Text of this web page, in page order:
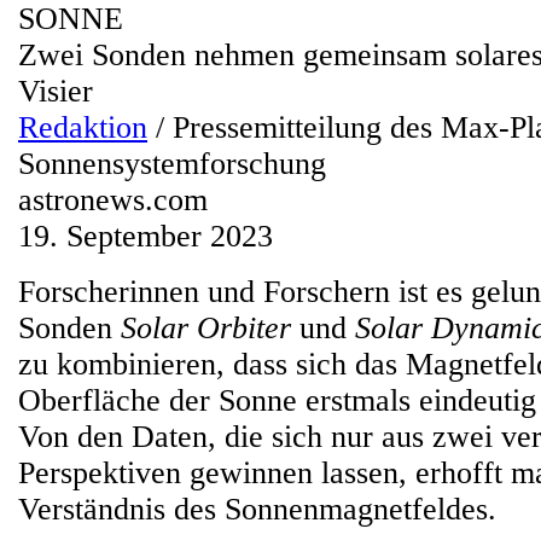
SONNE
Zwei Sonden nehmen gemeinsam
Visier
Redaktion / Pressemitteilung des Max-
Sonnensystemforschung
astronews.com
19. September 2023
Forscherinnen und Forschern ist es
Sonden Solar Orbiter und Solar
zu kombinieren, dass sich das
Oberfläche der Sonne erstmals
Von den Daten, die sich nur aus zwei
Perspektiven gewinnen lassen, erhofft
Verständnis des Sonnenmagnetfeldes.